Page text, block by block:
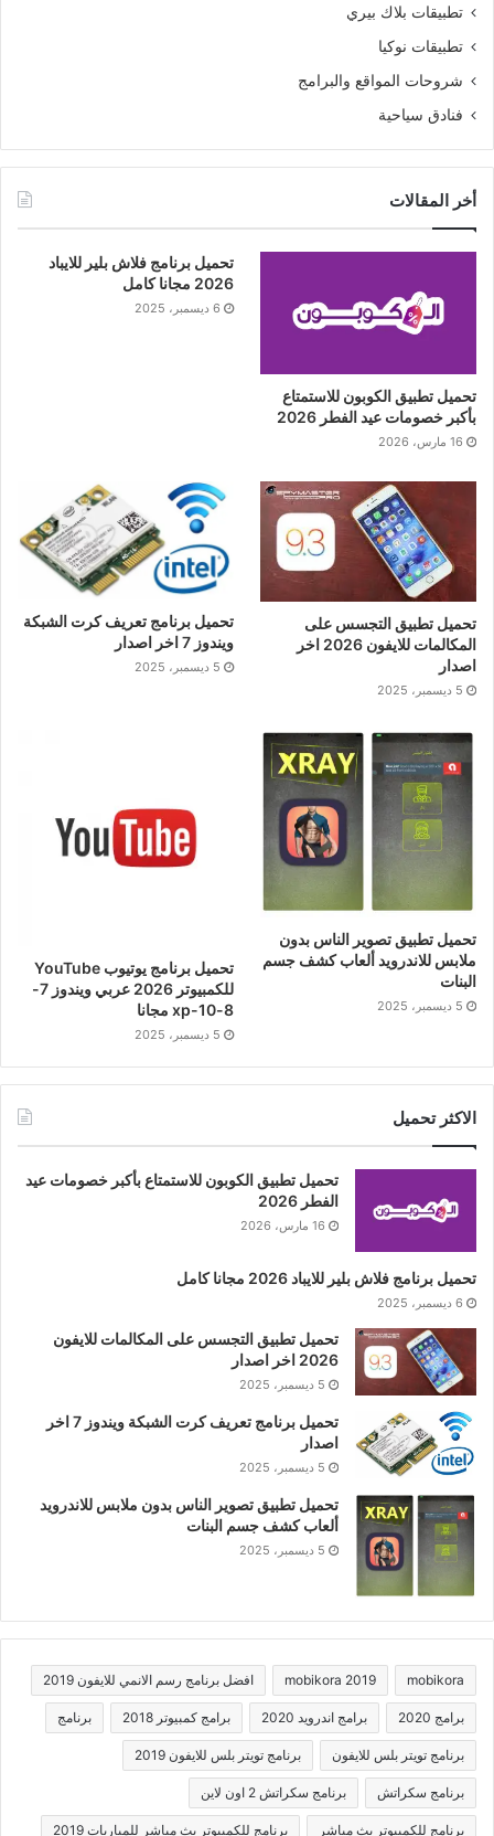
تطبيقات بلاك بيري
تطبيقات نوكيا
شروحات المواقع والبرامج
فنادق سياحية
أخر المقالات
تحميل تطبيق الكوبون للاستمتاع
بأكبر خصومات عيد الفطر 2026
16 مارس، 2026
تحميل برنامج فلاش بلير للايباد
2026 مجانا كامل
6 ديسمبر، 2025
تحميل تطبيق التجسس على
المكالمات للايفون 2026 اخر
اصدار
5 ديسمبر، 2025
تحميل برنامج تعريف كرت الشبكة
ويندوز 7 اخر اصدار
5 ديسمبر، 2025
تحميل تطبيق تصوير الناس بدون
ملابس للاندرويد ألعاب كشف جسم
البنات
5 ديسمبر، 2025
تحميل برنامج يوتيوب YouTube
للكمبيوتر 2026 عربي ويندوز 7-
8-10-xp مجانا
5 ديسمبر، 2025
الاكثر تحميل
تحميل تطبيق الكوبون للاستمتاع بأكبر خصومات عيد
الفطر 2026
16 مارس، 2026
تحميل برنامج فلاش بلير للايباد 2026 مجانا كامل
6 ديسمبر، 2025
تحميل تطبيق التجسس على المكالمات للايفون
2026 اخر اصدار
5 ديسمبر، 2025
تحميل برنامج تعريف كرت الشبكة ويندوز 7 اخر
اصدار
5 ديسمبر، 2025
تحميل تطبيق تصوير الناس بدون ملابس للاندرويد
ألعاب كشف جسم البنات
5 ديسمبر، 2025
mobikora
mobikora 2019 افضل برنامج رسم الانمي للايفون 2019
برامج 2020 برامج اندرويد 2020 برامج كمبيوتر 2018 برنامج
برنامج تويتر بلس للايفون برنامج تويتر بلس للايفون 2019
برنامج سكراتش برنامج سكراتش 2 اون لاين
برنامج للكمبيوتر بث مباشر برنامج للكمبيوتر بث مباشر للمباريات 2019